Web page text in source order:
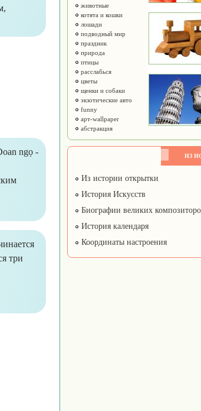
ngọ -
три
животные
котята и кошки
лошади
подводный мир
праздник
природа
птицы
расслабься
цветы
щенки и собаки
экзотические авто
funny
арт-wallpaper
абстракция
ИЗ
Из истории открытки
История Искусств
Биографии великих
История календаря
Координаты настроения